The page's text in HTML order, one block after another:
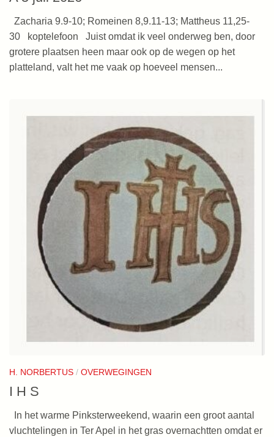
Zacharia 9.9-10; Romeinen 8,9.11-13; Mattheus 11,25-
30 koptelefoon Juist omdat ik veel onderweg ben, door
grotere plaatsen heen maar ook op de wegen op het
platteland, valt het me vaak op hoeveel mensen...
H. NORBERTUS / OVERWEGINGEN
I H S
In het warme Pinksterweekend, waarin een groot aantal
vluchtelingen in Ter Apel in het gras overnachtten omdat er